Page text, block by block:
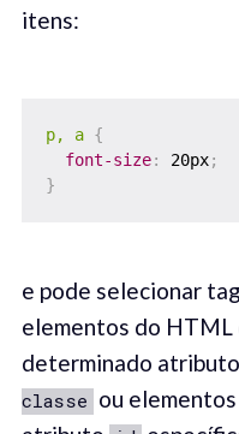
itens:
p, a {
font-size: 20px;
}
e pode selecionar
elementos do HTML
determinado
classe ou